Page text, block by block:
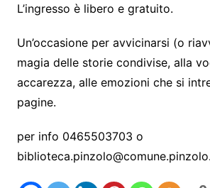
L’ingresso è libero e gratuito.
Un’occasione per avvicinarsi (o
magia delle storie condivise, alla
accarezza, alle emozioni che si
pagine.
per info 0465503703 o